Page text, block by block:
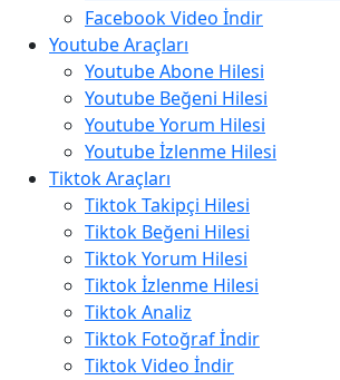
Facebook Video İndir
Youtube Araçları
Youtube Abone Hilesi
Youtube Beğeni Hilesi
Youtube Yorum Hilesi
Youtube İzlenme Hilesi
Tiktok Araçları
Tiktok Takipçi Hilesi
Tiktok Beğeni Hilesi
Tiktok Yorum Hilesi
Tiktok İzlenme Hilesi
Tiktok Analiz
Tiktok Fotoğraf İndir
Tiktok Video İndir